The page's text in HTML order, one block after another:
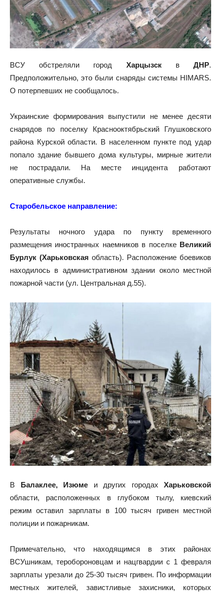
ВСУ обстреляли город ХарцызсквДНР.
Предположительно, это были снаряды системы HIMARS.
О потерпевших не сообщалось.
Украинские формирования выпустили не менее десяти
снарядов по поселку Краснооктябрьский Глушковского
района Курской области. В населенном пункте под удар
попало здание бывшего дома культуры, мирные жители
не пострадали. На месте инцидента работают
оперативные службы.
Старобельское направление:
Результаты ночного удара по пункту временного
размещения иностранных наемников в поселке Великий
Бурлук (Харьковская область). Расположение боевиков
находилось в административном здании около местной
пожарной части (ул. Центральная д.55).
В Балаклее, Изюме и других городах Харьковской
области, расположенных в глубоком тылу, киевский
режим оставил зарплаты в 100 тысяч гривен местной
полиции и пожарникам.
Примечательно, что находящимся в этих районах
ВСУшникам, теробороновцам и нацгвардии с 1 февраля
зарплаты урезали до 25-30 тысяч гривен. По информации
местных жителей, завистливые захисники, которых